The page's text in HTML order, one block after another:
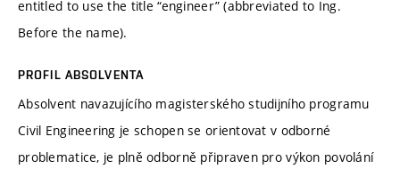
entitled to use the title “engineer” (abbreviated to Ing.
Before the name).
PROFIL ABSOLVENTA
Absolvent navazujícího magisterského studijního programu
Civil Engineering je schopen se orientovat v odborné
problematice, je plně odborně připraven pro výkon povolání